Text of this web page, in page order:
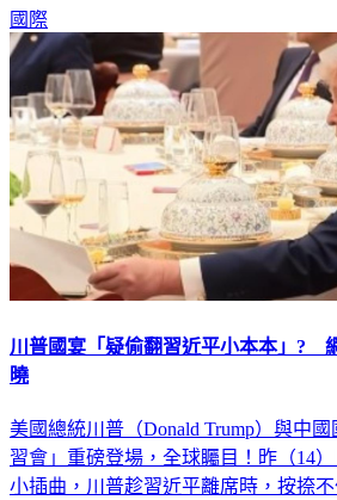
國際
川普國宴「疑偷翻習近平小本本」?
曉
美國總統川普（Donald Trump）與中國
習會」重磅登場，全球矚目！昨（14
小插曲，川普趁習近平離席時，按捺